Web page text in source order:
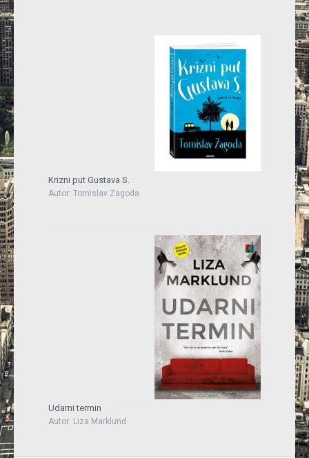
Krizni put Gustava S.
Autor: Tomislav Zagoda
Udarni termin
Autor: Liza Marklund